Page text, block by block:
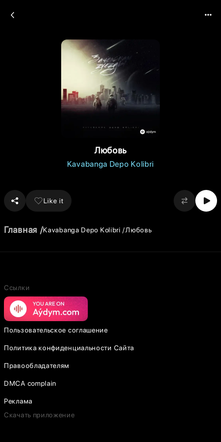
Любовь
Kavabanga Depo Kolibri
Like it
Главная Kavabanga Depo Kolibri Любовь
Ссылки
Пользовательское соглашение
Политика конфиденциальности Сайта
Правообладателям
DMCA complain
Реклама
Скачать приложение